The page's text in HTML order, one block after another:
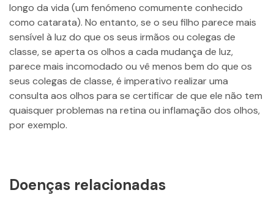
longo da vida (um fenómeno comumente conhecido
como catarata). No entanto, se o seu filho parece mais
sensível à luz do que os seus irmãos ou colegas de
classe, se aperta os olhos a cada mudança de luz,
parece mais incomodado ou vê menos bem do que os
seus colegas de classe, é imperativo realizar uma
consulta aos olhos para se certificar de que ele não tem
quaisquer problemas na retina ou inflamação dos olhos,
por exemplo.
Doenças relacionadas